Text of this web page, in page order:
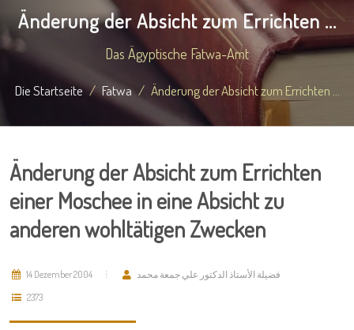
Änderung der Absicht zum Errichten ...
Das Ägyptische Fatwa-Amt
Die Startseite Fatwa Änderung der Absicht zum Errichten ...
Änderung der Absicht zum Errichten
einer Moschee in eine Absicht zu
anderen wohltätigen Zwecken
14 Dezember 2004
فضيلة الأستاذ الدكتور علي جمعة محمد
2373